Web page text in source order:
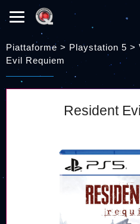
Piattaforme > Playstation 5 >
Evil Requiem
Resident